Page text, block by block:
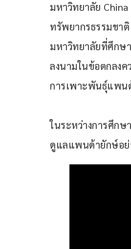
มหาวิทยาลัย
ทรัพยากรธรรมชา
มหาวิทยาลัยที่ศึกษ
ลงนามในข้อตกลง
การเพาะพันธุ์แพน
ในระหว่างการศึก
ดูแลแพนด้ายักษ์อย่